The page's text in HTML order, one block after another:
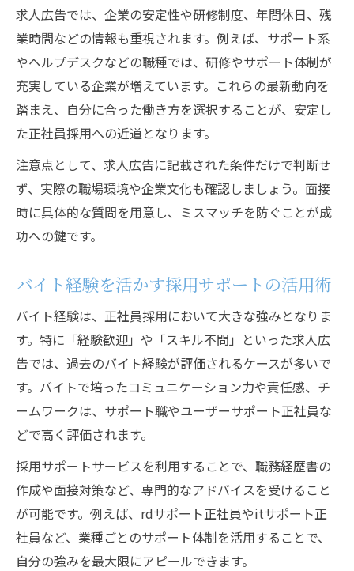
サポート活用で正社員採用を有利に進める
方法
求人広告選びに悩んだ時の頼れるサポート
術
バイト経験と採用支援サポートの効果的連
携
求人や採用に効くサポートサービスの活用
法
正社員求人応募時こそサポートで差をつけ
る
採用に直結するバイト経験の自己PR術
求人広告で伝えるべきバイト実績のポイン
ト
バイト経験を正社員求人で有利に変える方
法
サポートを活かしたバイト経歴の整理術
採用現場で光るバイト経験と求人選びの極
意
自分に合う職場選びと求人広告の見極め方
求人広告からわかる正社員向きの職場選び
バイト経験を基に職場適性を見極める方法
求人広告では、企業の安定性や研修制度、年間休日、残
業時間などの情報も重視されます。例えば、サポート系
やヘルプデスクなどの職種では、研修やサポート体制が
充実している企業が増えています。これらの最新動向を
踏まえ、自分に合った働き方を選択することが、安定し
た正社員採用への近道となります。
注意点として、求人広告に記載された条件だけで判断せ
ず、実際の職場環境や企業文化も確認しましょう。面接
時に具体的な質問を用意し、ミスマッチを防ぐことが成
功への鍵です。
バイト経験を活かす採用サポートの活用術
バイト経験は、正社員採用において大きな強みとなりま
す。特に「経験歓迎」や「スキル不問」といった求人広
告では、過去のバイト経験が評価されるケースが多いで
す。バイトで培ったコミュニケーション力や責任感、チ
ームワークは、サポート職やユーザーサポート正社員な
どで高く評価されます。
採用サポートサービスを利用することで、職務経歴書の
作成や面接対策など、専門的なアドバイスを受けること
が可能です。例えば、rdサポート正社員やitサポート正
社員など、業種ごとのサポート体制を活用することで、
自分の強みを最大限にアピールできます。